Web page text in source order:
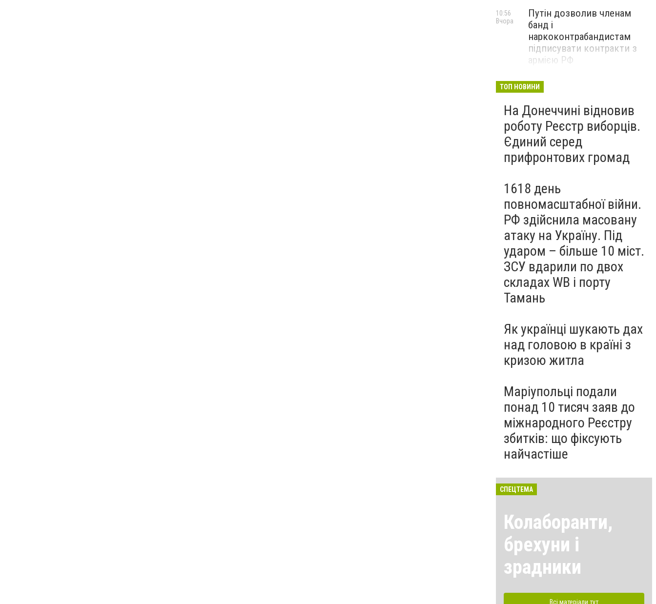
Путін дозволив членам
банд і
наркоконтрабандистам
підписувати контракти з
армією РФ
10:56
Вчора
Від тих, хто зберігає історію
залишили послання
окупантам, - ФОТО
09:43
Вчора
ТОП НОВИНИ
На Донеччині відновив
роботу Реєстр виборців.
Єдиний серед
прифронтових громад
1618 день
повномасштабної війни.
РФ здійснила масовану
атаку на Україну. Під
ударом – більше 10 міст.
ЗСУ вдарили по двох
складах WB і порту
Тамань
Як українці шукають дах
над головою в країні з
кризою житла
Маріупольці подали
понад 10 тисяч заяв до
міжнародного Реєстру
збитків: що фіксують
найчастіше
СПЕЦТЕМА
Колаборанти,
брехуни і
зрадники
Всі матеріали тут